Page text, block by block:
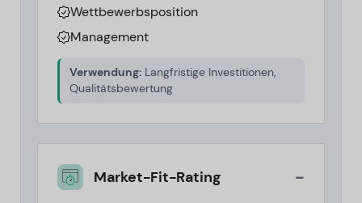
Wettbewerbsposition
Management
Verwendung: Langfristige Investitionen,
Qualitätsbewertung
Market-Fit-Rating -